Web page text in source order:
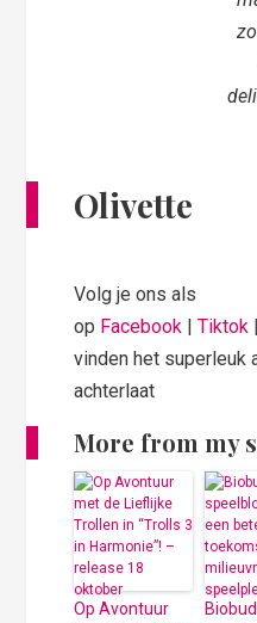
Olivette
Volg je ons als
op Facebook |Tiktok
vinden het superleuk
achterlaat
More from my
Op Avontuur